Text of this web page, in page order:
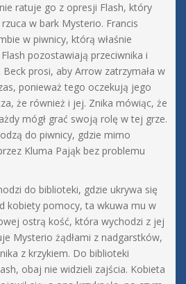
ratuje go z opresji Flash, który
w bark Mysterio. Francis
w piwnicy, którą właśnie
pozostawiają przeciwnika i
prosi, aby Arrow zatrzymała w
ponieważ tego oczekują jego
że również i jej. Znika mówiąc, że
mógł grać swoją rolę w tej grze.
do piwnicy, gdzie mimo
Kluma Pająk bez problemu
do biblioteki, gdzie ukrywa się
kobiety pomocy, ta wkuwa mu w
ostrą kość, która wychodzi z jej
Mysterio żądłami z nadgarstków,
z krzykiem. Do biblioteki
obaj nie widzieli zajścia. Kobieta